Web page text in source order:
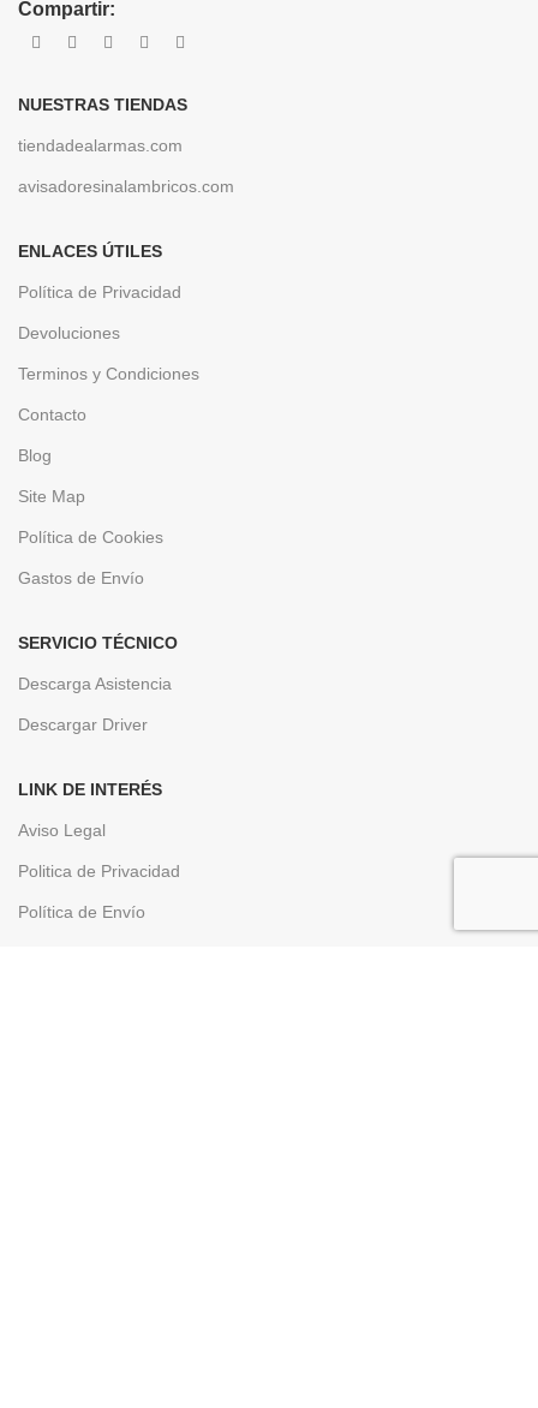
Compartir:
NUESTRAS TIENDAS
tiendadealarmas.com
avisadoresinalambricos.com
ENLACES ÚTILES
Política de Privacidad
Devoluciones
Terminos y Condiciones
Contacto
Blog
Site Map
Política de Cookies
Gastos de Envío
SERVICIO TÉCNICO
Descarga Asistencia
Descargar Driver
LINK DE INTERÉS
Aviso Legal
Politica de Privacidad
Política de Envío